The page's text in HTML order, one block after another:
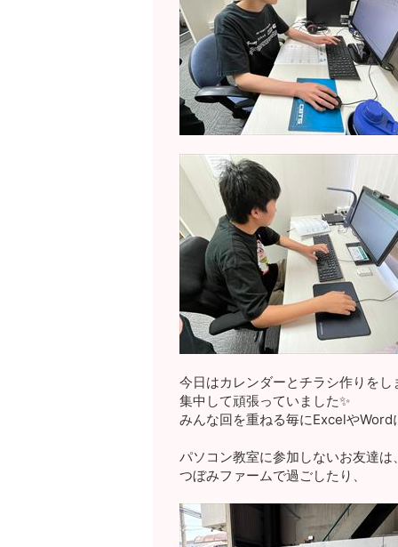
今日はカレンダーとチラシ作りをし
集中して頑張っていました✨
みんな回を重ねる毎にExcelやWord
パソコン教室に参加しないお友達は
つぼみファームで過ごしたり、